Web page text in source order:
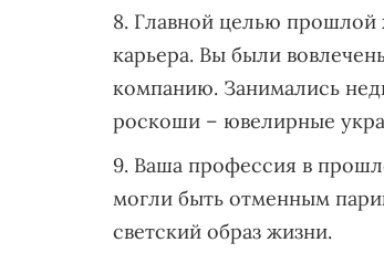
Главной целью прошлой
карьера. Вы были
компанию. Занимались
роскоши – ювелирные
Ваша профессия в
могли быть отменным
светский образ жизни.